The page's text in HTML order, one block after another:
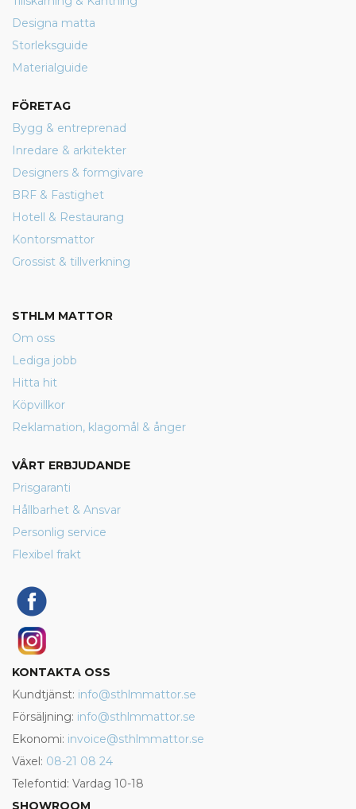
Designa matta
Storleksguide
Materialguide
FÖRETAG
Bygg & entreprenad
Inredare & arkitekter
Designers & formgivare
BRF & Fastighet
Hotell & Restaurang
Kontorsmattor
Grossist & tillverkning
STHLM MATTOR
Om oss
Lediga jobb
Hitta hit
Köpvillkor
Reklamation, klagomål & ånger
VÅRT ERBJUDANDE
Prisgaranti
Hållbarhet & Ansvar
Personlig service
Flexibel frakt
KONTAKTA OSS
Kundtjänst: info@sthlmmattor.se
Försäljning: info@sthlmmattor.se
Ekonomi: invoice@sthlmmattor.se
Växel: 08-21 08 24
Telefontid: Vardag 10-18
SHOWROOM